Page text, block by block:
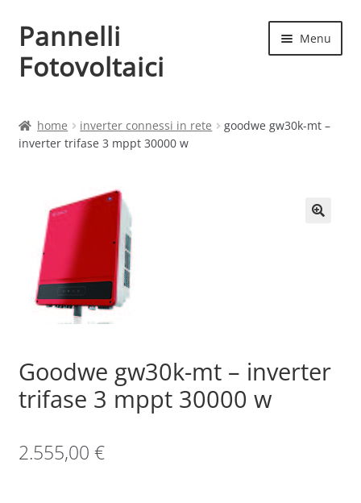
Vai
alla
navigazione
Vai
al
contenuto
Pannelli
Fotovoltaici
Menu
Cart
Chi siamo
Contatti
My account
Produttori
Sample Page
Shop
home inverter connessi in rete
goodwe gw30k-mt –
inverter trifase 3 mppt 30000 w
Goodwe gw30k-mt – inverter
trifase 3 mppt 30000 w
2.555,00 €